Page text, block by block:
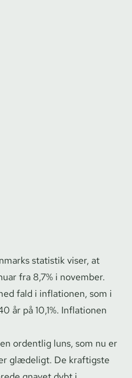
statistik viser, at
fra 8,7% i november.
fald i inflationen, som i
år på 10,1%. Inflationen
ordentlig luns, som nu er
glædeligt. De kraftigste